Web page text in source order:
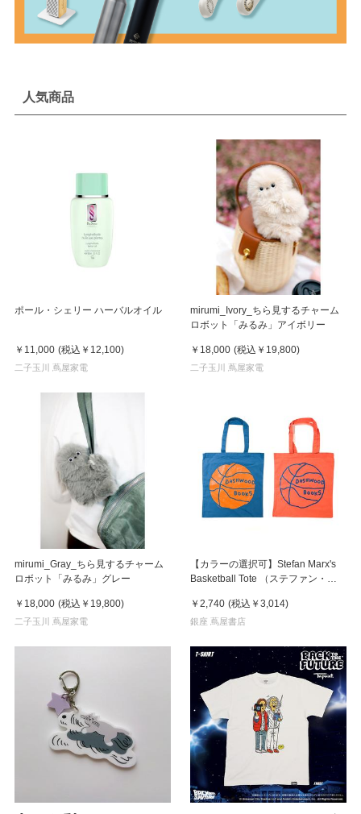
人気商品
ポール・シェリー ハーバルオイル
￥11,000 (税込 ￥12,100)
二子玉川 蔦屋家電
mirumi_Ivory_ちら見するチャーム
ロボット「みるみ」アイボリー
￥18,000 (税込 ￥19,800)
二子玉川 蔦屋家電
mirumi_Gray_ちら見するチャーム
ロボット「みるみ」グレー
￥18,000 (税込 ￥19,800)
二子玉川 蔦屋家電
【カラーの選択可】Stefan Marx's
Basketball Tote （ステファン・マ
￥2,740 (税込 ￥3,014)
銀座 蔦屋書店